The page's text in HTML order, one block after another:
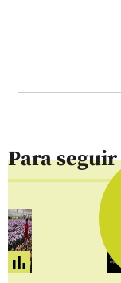
Para